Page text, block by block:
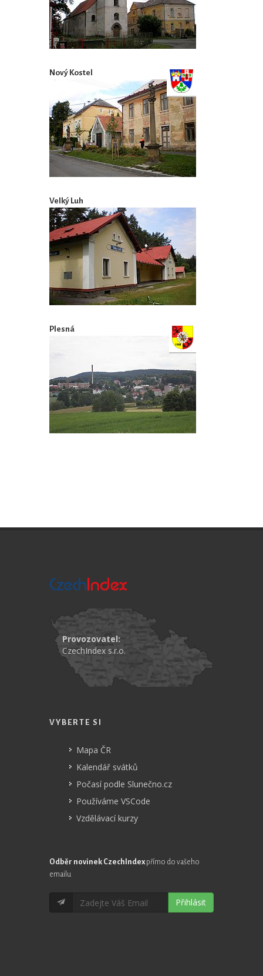
Nový Kostel
Velký Luh
Plesná
Provozovatel:
CzechIndex s.r.o.
VYBERTE SI
Mapa ČR
Kalendář svátků
Počasí podle Slunečno.cz
Používáme VSCode
Vzdělávací kurzy
Odběr novinek CzechIndex přímo do vašeho
emailu
Přihlásit